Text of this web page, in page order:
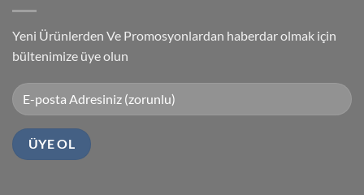
Yeni Ürünlerden Ve Promosyonlardan haberdar olmak için
bültenimize üye olun